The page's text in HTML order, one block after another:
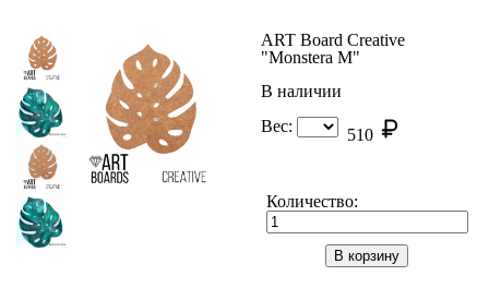
ART Board Creative
"Monstera M"
В наличии
Вес:
510
Количество:
В корзину